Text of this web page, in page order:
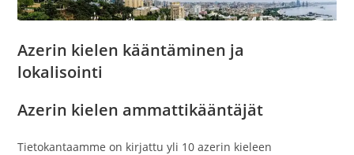
Azerin kielen kääntäminen ja
lokalisointi
Azerin kielen ammattikääntäjät
Tietokantaamme on kirjattu yli 10 azerin kieleen